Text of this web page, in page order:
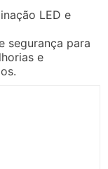
LED e
segurança para
e